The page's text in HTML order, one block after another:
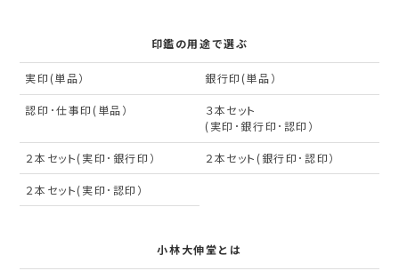
印鑑の用途で選ぶ
実印(単品） 銀行印(単品）
認印･仕事印(単品）
３本セット
(実印･銀行印･認印）
２本セット(実印･銀行印） ２本セット(銀行印･認印）
２本セット(実印･認印）
小林大伸堂とは